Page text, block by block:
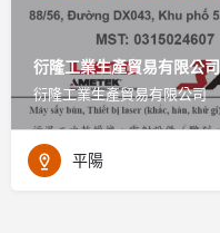
衍隆工業生產貿易有限公司
衍隆工業生產貿易有限公司
平陽